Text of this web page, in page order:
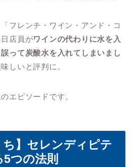
フレンチ・ワイン・アンド・コ
店員がワインの代わりに水を入
って炭酸水を入れてしまいまし
しいと評判に。
エピソードです。
ち】セレンディピテ
つの法則